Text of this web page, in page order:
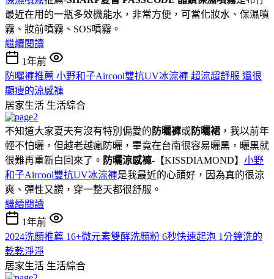
最近在用的一瓶多效機能水，非常方便，可當化妝水、保濕噴
霧、妝前噴霧、SOS噴霧。
繼續閱讀
1年前
防曬褲推薦 小野和子Aircool雙抗UV冰涼褲 超涼超舒服 還很
顯瘦的涼感褲
居家生活 生活綜合
不知道大家夏天有沒有特別偏愛的 防曬褲或防曬裙 ，我以前年
輕不怕曬，但越老越瘋防曬，畢竟在台南很容易曬黑，曬黑就
很難再重新白回來了。 防曬涼感褲-【KISSDIAMOND】 小野
和子Aircool雙抗UV冰涼褲是我最近的心頭好，因為真的很涼
爽、彈性又讚，穿一整天都很舒服。
繼續閱讀
1年前
2024洗顏推薦 16+微元素雙酵洗顏粉 6秒快速起泡 1分鐘洗的
乾乾淨淨
居家生活 生活綜合